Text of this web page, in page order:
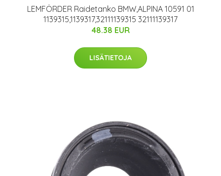
LEMFÖRDER Raidetanko BMW,ALPINA 10591 01
1139315,1139317,32111139315 32111139317
48.38 EUR
LISÄTIETOJA